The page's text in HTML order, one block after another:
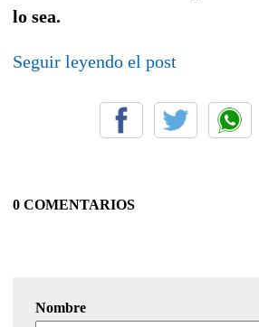
lo sea.
Seguir leyendo el post
0 COMENTARIOS
Nombre